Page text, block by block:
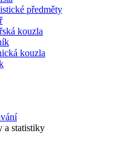
předměty
kouzla
kouzla
a statistiky